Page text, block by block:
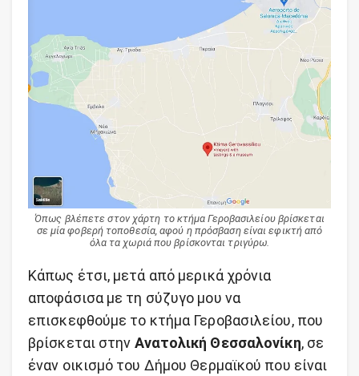
Όπως βλέπετε στον χάρτη το κτήμα Γεροβασιλείου βρίσκεται
σε μία φοβερή τοποθεσία, αφού η πρόσβαση είναι εφικτή από
όλα τα χωριά που βρίσκονται τριγύρω.
Κάπως έτσι, μετά από μερικά χρόνια
αποφάσισα με τη σύζυγο μου να
επισκεφθούμε το κτήμα Γεροβασιλείου, που
βρίσκεται στην Ανατολική Θεσσαλονίκη, σε
έναν οικισμό του Δήμου Θερμαϊκού που είναι